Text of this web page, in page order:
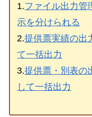
1.ファイル出力管
示を分けられる
2.提供票実績の出
て一括出力
3.提供票・別表の
して一括出力